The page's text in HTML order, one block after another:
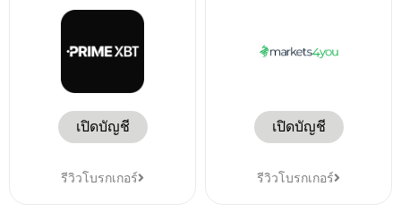
เปิดบัญชี
รีวิวโบรกเกอร์
เปิดบัญชี
รีวิวโบรกเกอร์